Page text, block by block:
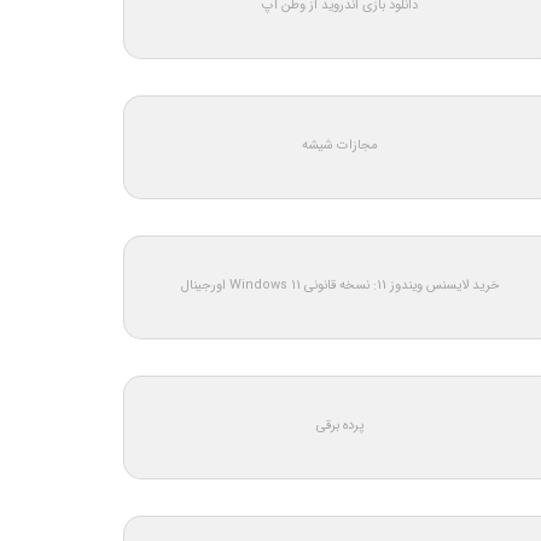
دانلود بازی اندروید از وطن اپ
مجازات شیشه
خرید لایسنس ویندوز 11: نسخه قانونی Windows 11 اورجینال
پرده برقی